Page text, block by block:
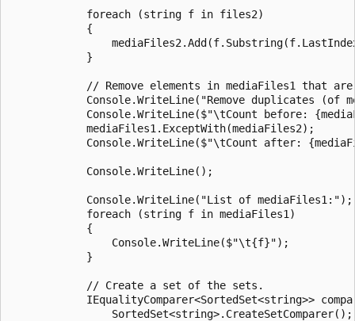
            foreach (string f in files2)
            {
            }
// Remove elements in mediaFiles1 that
Console.WriteLine("Remove duplicates (of
Console.WriteLine($"\tCount before:
            mediaFiles1.ExceptWith(mediaFiles2);
Console.WriteLine($"\tCount after:
            Console.WriteLine();
            Console.WriteLine("List of mediaFiles1:");
            foreach (string f in mediaFiles1)
            {
                Console.WriteLine($"\t{f}");
            }
            // Create a set of the sets.
IEqualityComparer<SortedSet<string>>
                SortedSet<string>.CreateSetComparer();